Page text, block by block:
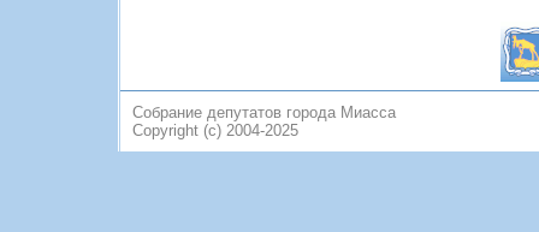
Собрание депутатов города Миасса
Copyright (c) 2004-2025